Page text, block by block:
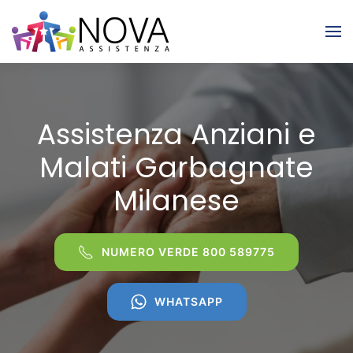
Skip to main content
Assistenza Anziani e
Malati Garbagnate
Milanese
NUMERO VERDE 800 589775
WHATSAPP